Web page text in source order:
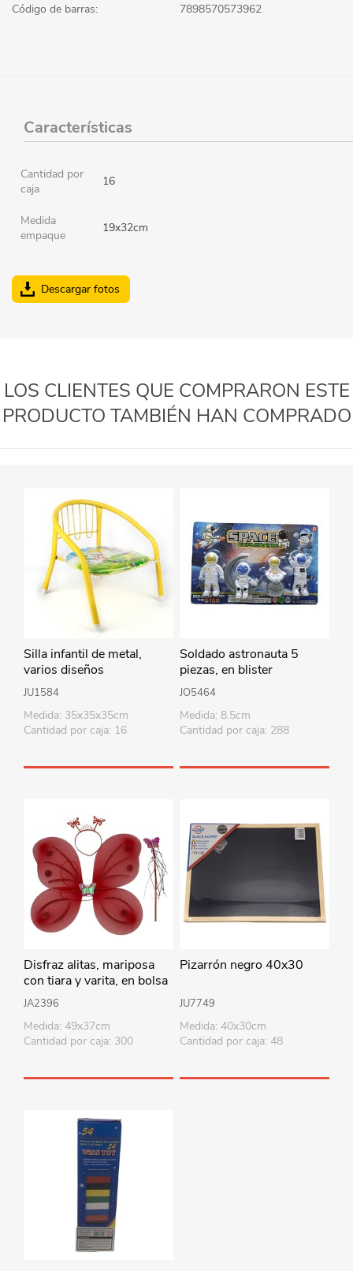
Código de barras: 7898570573962
Características
Cantidad por
caja
16
Medida
empaque
19x32cm
Descargar fotos
LOS CLIENTES QUE COMPRARON ESTE
PRODUCTO TAMBIÉN HAN COMPRADO
Silla infantil de metal,
varios diseños
JU1584
Medida: 35x35x35cm
Cantidad por caja: 16
Soldado astronauta 5
piezas, en blister
JO5464
Medida: 8.5cm
Cantidad por caja: 288
Disfraz alitas, mariposa
con tiara y varita, en bolsa
varios colores
JA2396
Medida: 49x37cm
Cantidad por caja: 300
Pizarrón negro 40x30
JU7749
Medida: 40x30cm
Cantidad por caja: 48